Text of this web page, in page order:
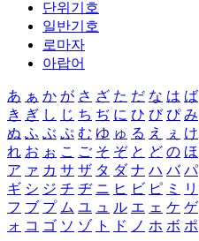
단위기호
일반기호
로마자
아랍어
あ ぁ か が さ ざ た だ な は ば
き ぎ し じ ち ぢ に ひ び ぴ み
ぬ ふ ぶ ぷ む ゆ ゅ る え ぇ け
れ お ぉ こ ご そ ぞ と ど の ほ
ア ァ カ サ ザ タ ダ ナ ハ バ パ
ギ シ ジ チ ヂ ニ ヒ ビ ピ ミ リ
フ ブ プ ム ユ ュ ル エ ェ ケ ゲ
ォ コ ゴ ソ ゾ ト ド ノ ホ ボ ポ